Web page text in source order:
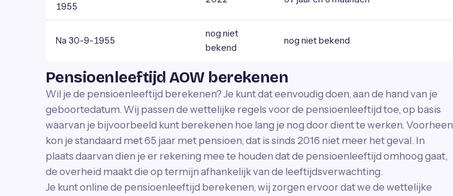
1955
Na 30-9-1955
nog niet
bekend
nog niet bekend
Pensioenleeftijd AOW berekenen
Wil je de pensioenleeftijd berekenen? Je kunt dat eenvoudig doen, aan de hand van je
geboortedatum. Wij passen de wettelijke regels voor de pensioenleeftijd toe, op basis
waarvan je bijvoorbeeld kunt berekenen hoe lang je nog door dient te werken. Voorheen
kon je standaard met 65 jaar met pensioen, dat is sinds 2016 niet meer het geval. In
plaats daarvan dien je er rekening mee te houden dat de pensioenleeftijd omhoog gaat,
de overheid maakt die op termijn afhankelijk van de leeftijdsverwachting.
Je kunt online de pensioenleeftijd berekenen, wij zorgen ervoor dat we de wettelijke